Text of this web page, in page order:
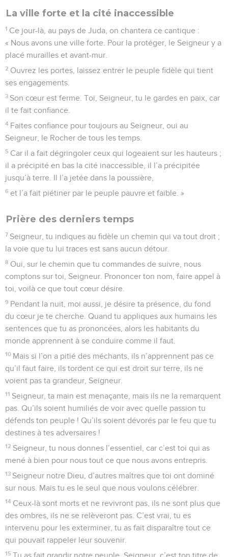
La ville forte et la cité inaccessible
1 Ce jour-là, au pays de Juda, on chantera ce cantique :
« Nous avons une ville forte. Pour la protéger, le Seigneur y a
placé murailles et avant-mur.
2 Ouvrez les portes, laissez entrer le peuple fidèle qui tient
ses engagements.
3 Son cœur est ferme. Toi, Seigneur, tu le gardes en paix, car
il te fait confiance.
4 Faites confiance pour toujours au Seigneur, oui au
Seigneur, le Rocher de tous les temps.
5 Car il a fait dégringoler ceux qui logeaient sur les hauteurs ;
il a précipité en bas la cité inaccessible, il l’a précipitée
jusqu’à terre. Il l’a jetée dans la poussière,
6 et l’a fait piétiner par le peuple pauvre et faible. »
Prière des derniers temps
7 Seigneur, tu indiques au fidèle un chemin qui va tout droit ;
la voie que tu lui traces est sans aucun détour.
8 Oui, sur le chemin que tu commandes de suivre, nous
comptons sur toi, Seigneur. Prononcer ton nom, faire appel à
toi, voilà ce que tout cœur désire.
9 Pendant la nuit, moi aussi, je désire ta présence, du fond
du cœur je te cherche. Quand tu appliques aux humains les
sentences que tu as prononcées, alors les habitants du
monde apprennent à se conduire comme il faut.
10 Mais si l’on a pitié des méchants, ils n’apprennent pas ce
qu’il faut faire, ils tordent ce qui est droit sur terre, ils ne
voient pas ta grandeur, Seigneur.
11 Seigneur, ta main est menaçante, mais ils ne la remarquent
pas. Qu’ils soient humiliés de voir avec quelle passion tu
défends ton peuple ! Qu’ils soient dévorés par le feu que tu
destines à tes adversaires !
12 Seigneur, tu nous donnes l’essentiel, car c’est toi qui as
mené à bien pour nous tout ce que nous avons entrepris.
13 Seigneur notre Dieu, d’autres maîtres que toi ont dominé
sur nous. Mais tu es le seul que nous voulons célébrer.
14 Ceux-là sont morts et ne revivront pas, ils ne sont plus que
des ombres, ils ne se relèveront pas. C’est vrai, tu es
intervenu pour les exterminer, tu as fait disparaître tout ce
qui pouvait rappeler leur souvenir.
15 Tu as fait grandir notre peuple, Seigneur, c’est ton titre de